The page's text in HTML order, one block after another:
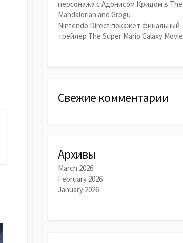
персонажа с Адонисом Кридом в The
Mandalorian and Grogu
Nintendo Direct покажет финальный
трейлер The Super Mario Galaxy Movie
Свежие комментарии
Архивы
March 2026
February 2026
January 2026